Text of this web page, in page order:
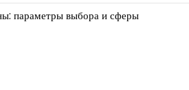
параметры выбора и сферы